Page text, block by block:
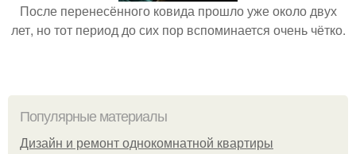
После перенесённого ковида прошло уже около двух
лет, но тот период до сих пор вспоминается очень чётко.
Популярные материалы
Дизайн и ремонт однокомнатной квартиры